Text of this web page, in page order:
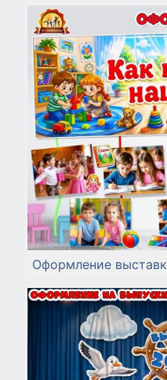
Оформление